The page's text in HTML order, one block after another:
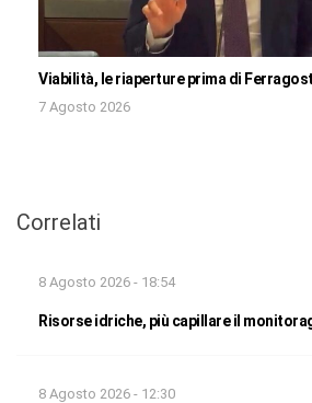
Viabilità, le riaperture prima di
7 Agosto 2026
Correlati
8 Agosto 2026 - 18:54
Risorse idriche, più capillare il
8 Agosto 2026 - 12:30